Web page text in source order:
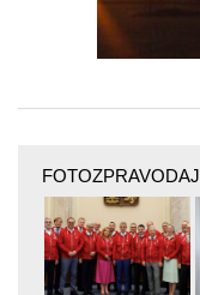
FOTOZPRAVODAJ